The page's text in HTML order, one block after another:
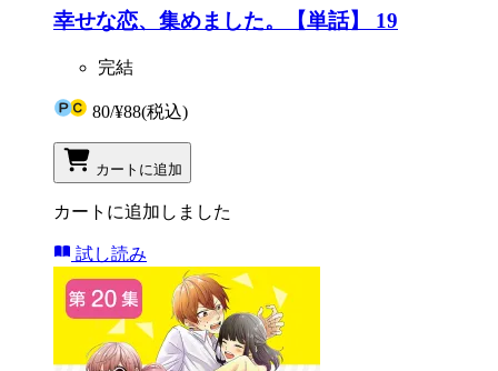
幸せな恋、集めました。【単話】 19
完結
80/¥88(税込)
カートに追加
カートに追加しました
試し読み